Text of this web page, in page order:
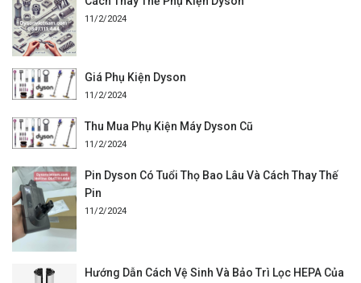
11/2/2024
Giá Phụ Kiện Dyson
11/2/2024
Thu Mua Phụ Kiện Máy Dyson Cũ
11/2/2024
Pin Dyson Có Tuổi Thọ Bao Lâu Và Cách Thay Thế
Pin
11/2/2024
Hướng Dẫn Cách Vệ Sinh Và Bảo Trì Lọc HEPA Của